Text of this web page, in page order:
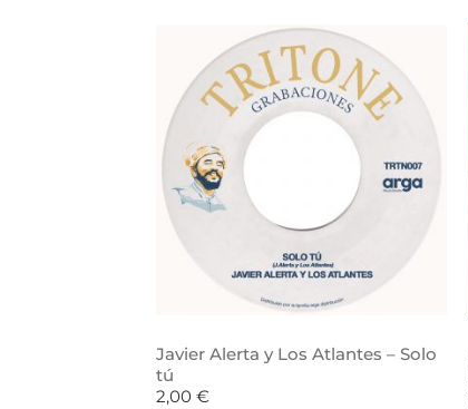
Javier Alerta y Los Atlantes – Solo
tú
2,00 €